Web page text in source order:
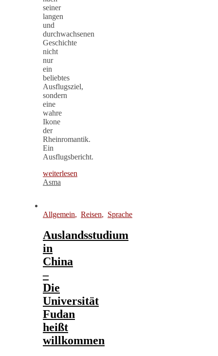
seiner
langen
und
durchwachsenen
Geschichte
nicht
nur
ein
beliebtes
Ausflugsziel,
sondern
eine
wahre
Ikone
der
Rheinromantik.
Ein
Ausflugsbericht.
weiterlesen
Asma
Allgemein, Reisen, Sprache
Auslandsstudium
in
China
–
Die
Universität
Fudan
heißt
willkommen